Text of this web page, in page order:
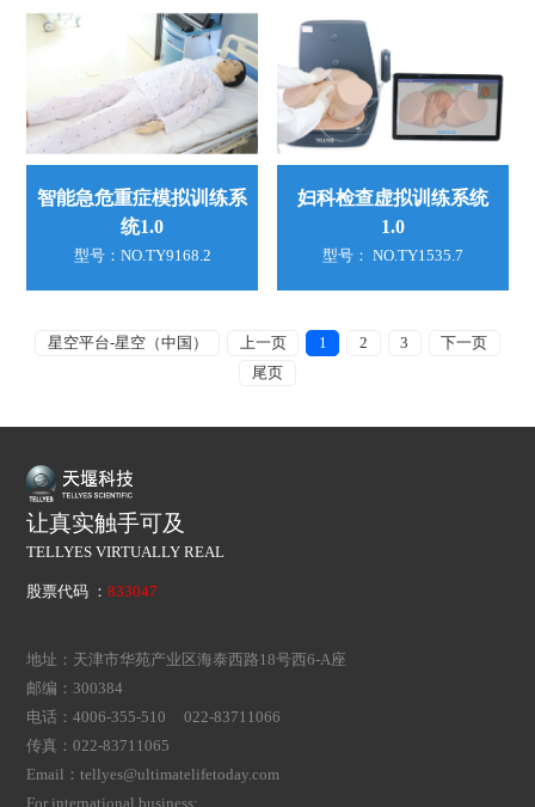
智能急危重症模拟训练系
统1.0
型号：NO.TY9168.2
妇科检查虚拟训练系统
1.0
型号： NO.TY1535.7
星空平台-星空（中国） 上一页 1 2 3
下一页
尾页
让真实触手可及
TELLYES VIRTUALLY REAL
股票代码 ：833047
地址：天津市华苑产业区海泰西路18号西6-A座
邮编：300384
电话：4006-355-510 022-83711066
传真：022-83711065
Email：tellyes@ultimatelifetoday.com
For international business: